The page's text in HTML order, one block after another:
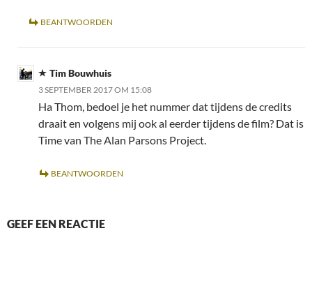
BEANTWOORDEN
Tim Bouwhuis
3 SEPTEMBER 2017 OM 15:08
Ha Thom, bedoel je het nummer dat tijdens de credits
draait en volgens mij ook al eerder tijdens de film? Dat is
Time van The Alan Parsons Project.
BEANTWOORDEN
GEEF EEN REACTIE